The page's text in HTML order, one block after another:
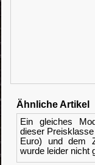
Ähnliche Artikel
Ein gleiches
dieser
Euro) und dem
wurde leider nicht